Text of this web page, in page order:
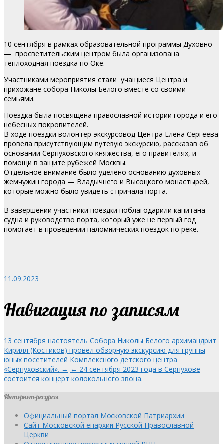
10 сентября в рамках образовательной программы Духовно
— просветительским центром была организована
теплоходная поездка по Оке.
Участниками мероприятия стали учащиеся Центра и
прихожане собора Николы Белого вместе со своими
семьями.
Поездка была посвящена православной истории города и его
небесных покровителей.
В ходе поездки волонтер-экскурсовод Центра Елена Сергеева
провела присутствующим путевую экскурсию, рассказав об
основании Серпуховского княжества, его правителях, и
помощи в защите рубежей Москвы.
Отдельное внимание было уделено основанию духовных
жемчужин города — Владычнего и Высоцкого монастырей,
которые можно было увидеть с причала порта.
В завершении участники поездки поблагодарили капитана
судна и руководство порта, который уже не первый год
помогает в проведении паломнических поездок по реке.
11.09.2023
Навигация по записям
13 сентября настоятель Собора Николы Белого архимандрит
Кирилл (Костиков) провел обзорную экскурсию для группы
юных посетителей Комплексного детского центра
«Серпуховский». → ← 24 сентября 2023 года в Серпухове
состоится концерт колокольного звона.
Интернет-ресурсы
Официальный портал Московской Патриархии
Сайт Московской епархии Русской Православной
Церкви